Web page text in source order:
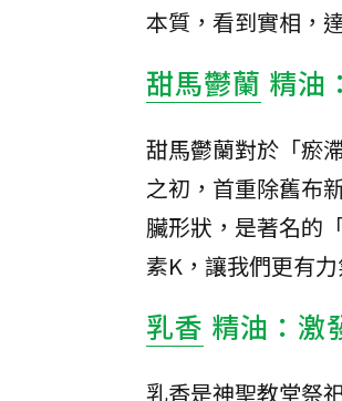
本質，看到實相，
甜馬鬱蘭 精油
甜馬鬱蘭對於「瘀
之初，首重除舊布
臟形狀，是著名的
素K，讓我們更有
乳香 精油：激
乳香是神聖教堂祭